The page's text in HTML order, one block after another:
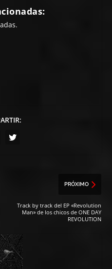
PRÓXIMO
Track by track del EP «Revolution
Man» de los chicos de ONE DAY
REVOLUTION